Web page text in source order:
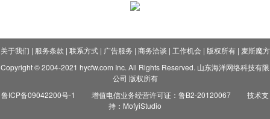
关于我们 | 服务条款 | 联系方式| 广告服务 | 商务洽谈 | 工作机会| 版权所有| 麦斯魔方
Copyright © 2004-2021 hycfw.com Inc. All Rights Reserved. 山东海洋网络科技有限
公司 版权所有
鲁ICP备09042200号-1
增值电信业务经营许可证：鲁B2-20120067
技术支
持：MofyiStudio